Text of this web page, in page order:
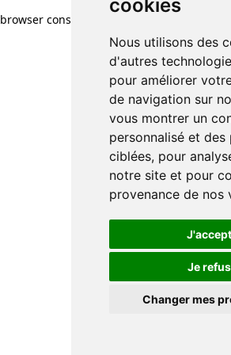
cookies
Nous utilisons des
d'autres
pour améliorer
de navigation sur
vous montrer un
personnalisé et des
ciblées, pour
notre site et pour
provenance de nos
Je
Changer mes
browser console for more information)